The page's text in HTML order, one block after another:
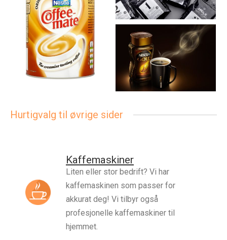
Hurtigvalg til øvrige sider
Kaffemaskiner
Liten eller stor bedrift? Vi har
kaffemaskinen som passer for
akkurat deg! Vi tilbyr også
profesjonelle kaffemaskiner til
hjemmet.